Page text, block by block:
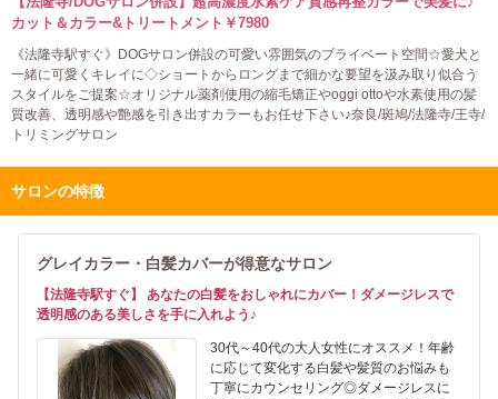
カット＆カラー&トリートメント￥7980
《法隆寺駅すぐ》DOGサロン併設の可愛い雰囲気のプライベート空間☆愛犬と
一緒に可愛くキレイに◇ショートからロングまで細かな要望を汲み取り似合う
スタイルをご提案☆オリジナル薬剤使用の縮毛矯正やoggi ottoや水素使用の髪
質改善、透明感や艶感を引き出すカラーもお任せ下さい♪奈良/斑鳩/法隆寺/王寺/
トリミングサロン
サロンの特徴
グレイカラー・白髪カバーが得意なサロン
【法隆寺駅すぐ】 あなたの白髪をおしゃれにカバー！ダメージレスで
透明感のある美しさを手に入れよう♪
30代～40代の大人女性にオススメ！年齢
に応じて変化する白髪や髪質のお悩みも
丁寧にカウンセリング◎ダメージレスに